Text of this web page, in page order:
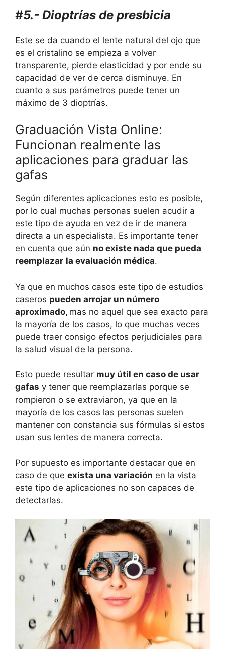
#5.- Dioptrías de presbicia
Este se da cuando el lente natural del ojo que
es el cristalino se empieza a volver
transparente, pierde elasticidad y por ende su
capacidad de ver de cerca disminuye. En
cuanto a sus parámetros puede tener un
máximo de 3 dioptrías.
Graduación Vista Online:
Funcionan realmente las
aplicaciones para graduar las
gafas
Según diferentes aplicaciones esto es posible,
por lo cual muchas personas suelen acudir a
este tipo de ayuda en vez de ir de manera
directa a un especialista. Es importante tener
en cuenta que aún no existe nada que pueda
reemplazar la evaluación médica.
Ya que en muchos casos este tipo de estudios
caseros pueden arrojar un número
aproximado, mas no aquel que sea exacto para
la mayoría de los casos, lo que muchas veces
puede traer consigo efectos perjudiciales para
la salud visual de la persona.
Esto puede resultar muy útil en caso de usar
gafas y tener que reemplazarlas porque se
rompieron o se extraviaron, ya que en la
mayoría de los casos las personas suelen
mantener con constancia sus fórmulas si estos
usan sus lentes de manera correcta.
Por supuesto es importante destacar que en
caso de que exista una variación en la vista
este tipo de aplicaciones no son capaces de
detectarlas.